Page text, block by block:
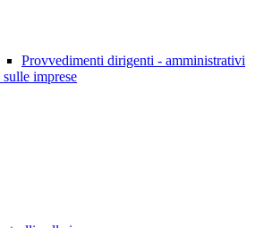
Provvedimenti dirigenti - amministrativi
imprese